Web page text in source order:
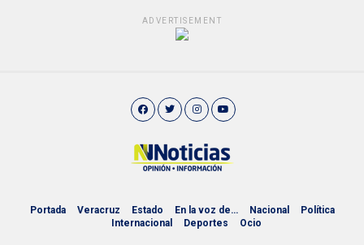
ADVERTISEMENT
Portada Veracruz Estado En la voz de… Nacional
Política
Internacional
Deportes Ocio